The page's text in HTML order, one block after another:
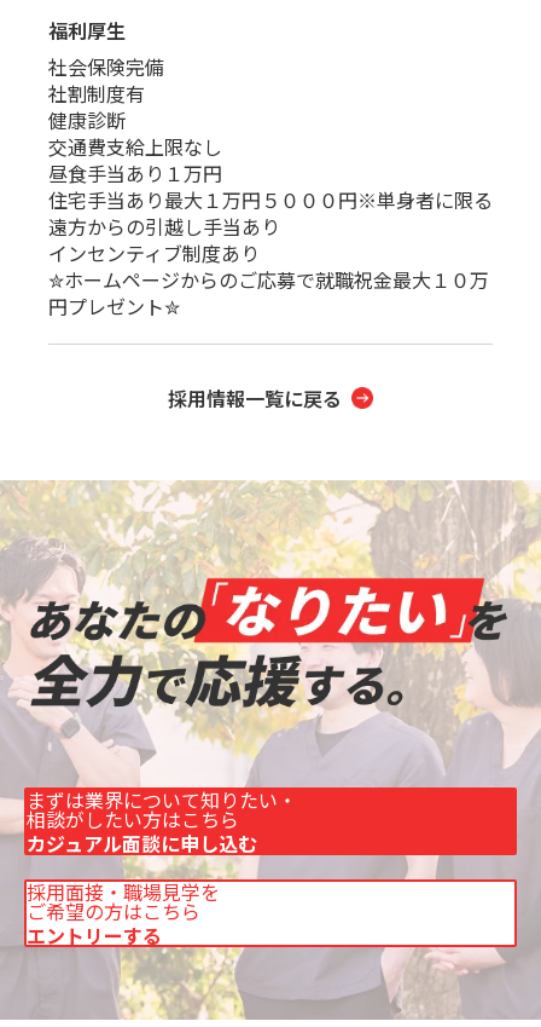
福利厚生
社会保険完備
社割制度有
健康診断
交通費支給上限なし
昼食手当あり１万円
住宅手当あり最大１万円５０００円※単身者に限る
遠方からの引越し手当あり
インセンティブ制度あり
✮ホームページからのご応募で就職祝金最大１０万
円プレゼント✮
採用情報一覧に戻る
まずは業界について知りたい・
相談がしたい方はこちら
カジュアル面談に申し込む
採用面接・職場見学を
ご希望の方はこちら
エントリーする